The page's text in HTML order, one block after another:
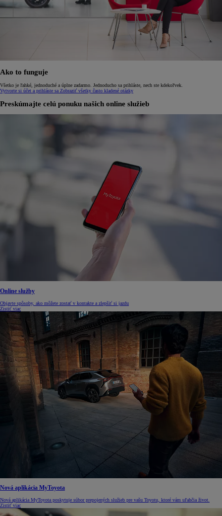
Ako to funguje
Všetko je ľahké, jednoduché a úplne zadarmo. Jednoducho sa prihláste, nech ste kdekoľvek.
Vytvorte si účet a prihláste sa Zobraziť všetky často kladené otázky
Preskúmajte celú ponuku našich online služieb
Online služby
Objavte spôsoby, ako môžete zostať v kontakte a zlepšiť si jazdu
Zistiť viac
Nová aplikácia MyToyota
Nová aplikácia MyToyota poskytuje súbor prepojených služieb pre vašu Toyotu, ktoré vám uľahčia život.
Zistiť viac